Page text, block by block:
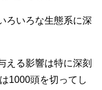
ろいろな生態系に深
える影響は特に深刻
1000頭を切ってし